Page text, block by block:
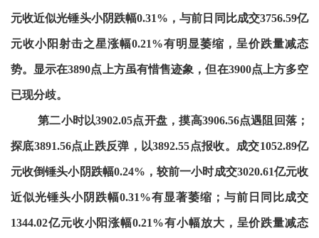
元收近似光锤头小阴跌幅0.31%，与前日同比成交3756.59亿
元收小阳射击之星涨幅0.21%有明显萎缩，呈价跌量减态
势。显示在3890点上方虽有惜售迹象，但在3900点上方多空
已现分歧。
第二小时以3902.05点开盘，摸高3906.56点遇阻回落；
探底3891.56点止跌反弹，以3892.55点报收。成交1052.89亿
元收倒锤头小阴跌幅0.24%，较前一小时成交3020.61亿元收
近似光锤头小阴跌幅0.31%有显著萎缩；与前日同比成交
1344.02亿元收小阳涨幅0.21%有小幅放大，呈价跌量减态